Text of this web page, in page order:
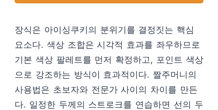
장식은 아이싱쿠키의 분위기를 결정짓는 핵심
요소다. 색상 조합은 시각적 효과를 좌우하므로
기본 색상 팔레트를 먼저 확정하고, 포인트 색상
으로 강조하는 방식이 효과적이다. 짤주머니의
사용법은 초보자와 전문가 사이의 차이를 만든
다. 일정한 두께의 스트로크를 연습하면 선의 두